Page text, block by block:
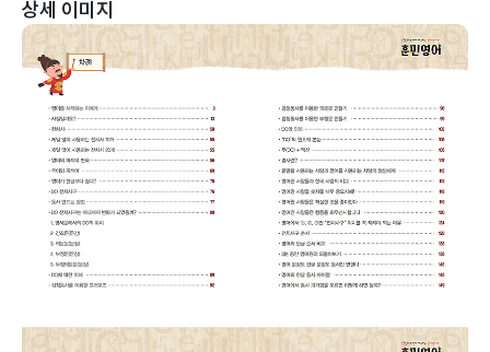
상세 이미지